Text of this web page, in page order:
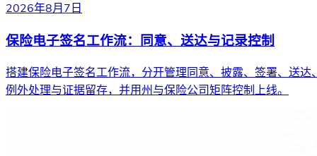
2026年8月7日
保险电子签名工作流：同意、送达与记录控制
搭建保险电子签名工作流，分开管理同意、披露、签署、送达
例外处理与证据留存，并用州与保险公司矩阵控制上线。